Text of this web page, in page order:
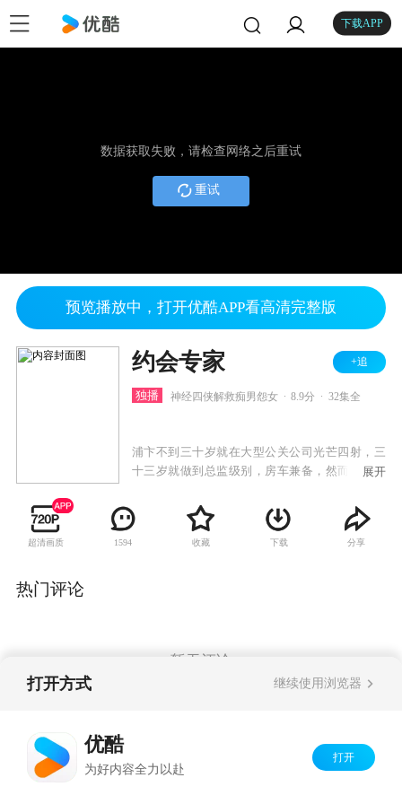
下载APP
数据获取失败，请检查网络之后重试
重试
预览播放中，打开优酷APP看高清完整版
约会专家 +追
独播 神经四侠解救痴男怨女 8.9分 32集全
浦卞不到三十岁就在大型公关公司光芒四射，三
十三岁就做到总监级别，房车兼备，然而在三十
产，妻子离他而去。走投无路的他，为了得到下
一季广告的合约，击败竞争对手丁羽，成功策划
了广告公司老总牵走相亲节目女神柳林。然而之
展开
超清画质 1594 收藏 下载 分享
热门评论
暂无评论
打开方式 继续使用浏览器
优酷
为好内容全力以赴
打开